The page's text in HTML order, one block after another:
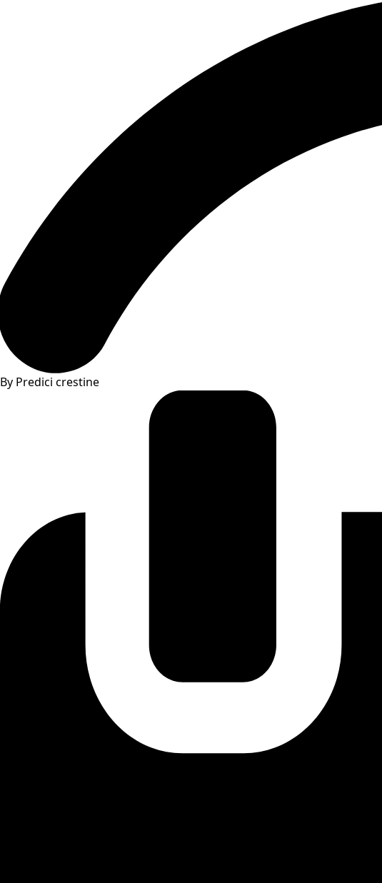
By Predici crestine